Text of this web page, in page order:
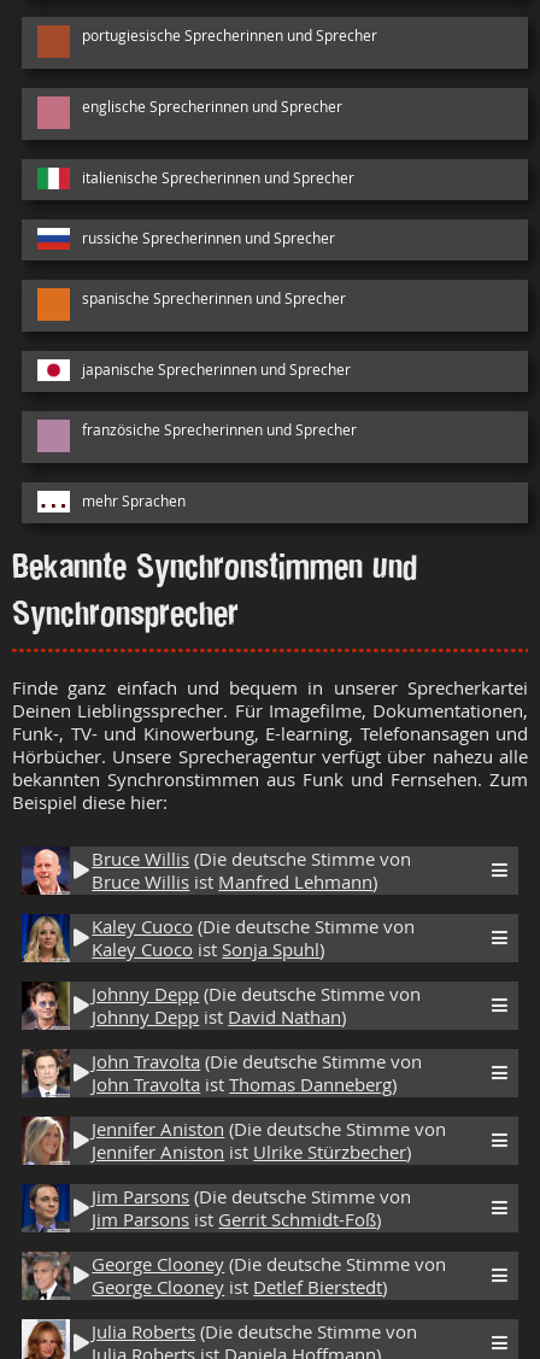
portugiesische Sprecherinnen und Sprecher
englische Sprecherinnen und Sprecher
italienische Sprecherinnen und Sprecher
russiche Sprecherinnen und Sprecher
spanische Sprecherinnen und Sprecher
japanische Sprecherinnen und Sprecher
französiche Sprecherinnen und Sprecher
mehr Sprachen
Bekannte Synchronstimmen und
Synchronsprecher
Finde ganz einfach und bequem in unserer Sprecherkartei
Deinen Lieblingssprecher. Für Imagefilme, Dokumentationen,
Funk-, TV- und Kinowerbung, E-learning, Telefonansagen und
Hörbücher. Unsere Sprecheragentur verfügt über nahezu alle
bekannten Synchronstimmen aus Funk und Fernsehen. Zum
Beispiel diese hier:
Bruce Willis (Die deutsche Stimme von
Bruce Willis ist Manfred Lehmann)
Kaley Cuoco (Die deutsche Stimme von
Kaley Cuoco ist Sonja Spuhl)
Johnny Depp (Die deutsche Stimme von
Johnny Depp ist David Nathan)
John Travolta (Die deutsche Stimme von
John Travolta istThomas Danneberg)
Jennifer Aniston (Die deutsche Stimme von
Jennifer Aniston ist Ulrike Stürzbecher)
Jim Parsons (Die deutsche Stimme von
Jim Parsons ist Gerrit Schmidt-Foß)
George Clooney (Die deutsche Stimme von
George Clooney ist Detlef Bierstedt)
Julia Roberts (Die deutsche Stimme von